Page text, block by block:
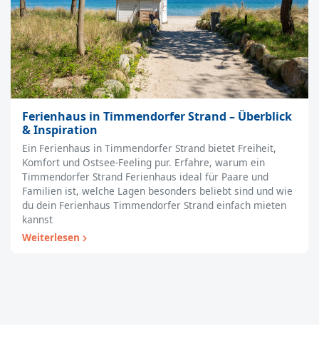
Ferienhaus in Timmendorfer Strand – Überblick
& Inspiration
Ein Ferienhaus in Timmendorfer Strand bietet Freiheit,
Komfort und Ostsee-Feeling pur. Erfahre, warum ein
Timmendorfer Strand Ferienhaus ideal für Paare und
Familien ist, welche Lagen besonders beliebt sind und wie
du dein Ferienhaus Timmendorfer Strand einfach mieten
kannst
Weiterlesen